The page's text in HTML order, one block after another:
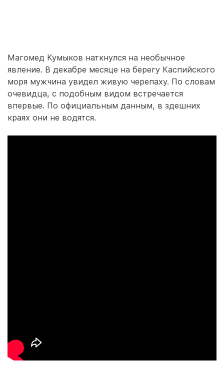
Магомед Кумыков наткнулся на необычное
явление. В декабре месяце на берегу Каспийского
моря мужчина увидел живую черепаху. По словам
очевидца, с подобным видом встречается
впервые. По официальным данным, в здешних
краях они не водятся.